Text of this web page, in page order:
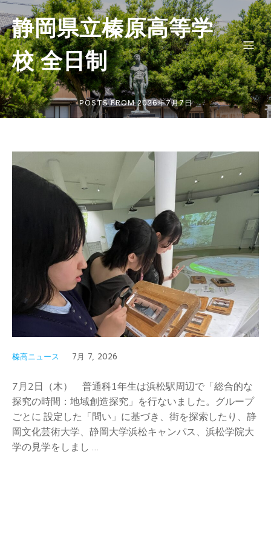
静岡県立榛原高等学
校 全日制
POSTS FROM 2026年7月7日
榛高ニュース 7月 7, 2026
7月2日（木） 普通科1年生は浜松駅周辺で「総合的な
探究の時間：地域創造探究」を行ないました。グループ
ごとに 設定した「問い」に基づき、街を探索したり、静
岡文化芸術大学、静岡大学浜松キャンパス、浜松学院大
学の見学をしまし …